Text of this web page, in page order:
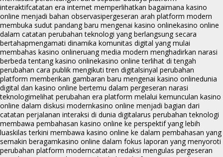
interaktifcatatan era internet memperlihatkan bagaimana kasino
online menjadi bahan observasipergeseran arah platform modern
membuka sudut pandang baru mengenai kasino onlinekasino online
dalam catatan perubahan teknologi yang berlangsung secara
bertahapmengamati dinamika komunitas digital yang mulai
membahas kasino onlineruang media modern menghadirkan narasi
berbeda tentang kasino onlinekasino online terlihat di tengah
perubahan cara publik mengikuti tren digitalsinyal perubahan
platform memberikan gambaran baru mengenai kasino onlinedunia
digital dan kasino online bertemu dalam pergeseran narasi
teknologimelihat perubahan era platform melalui kemunculan kasino
online dalam diskusi modernkasino online menjadi bagian dari
catatan perjalanan interaksi di dunia digitalarus perubahan teknologi
membawa pembahasan kasino online ke perspektif yang lebih
luaskilas terkini membawa kasino online ke dalam pembahasan yang
semakin beragamkasino online dalam fokus laporan yang menyoroti
perubahan platform moderncatatan redaksi mengulas pergeseran